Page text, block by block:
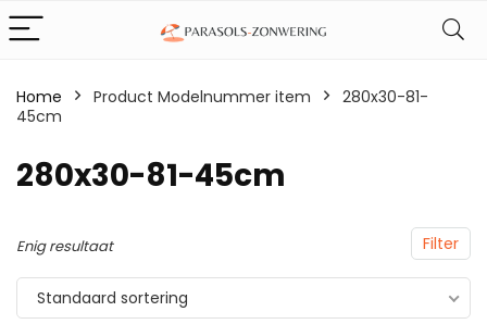
Home Product Modelnummer item
‎280x30-81-
45cm
‎280x30-81-45cm
Filter
Enig resultaat
Standaard sortering